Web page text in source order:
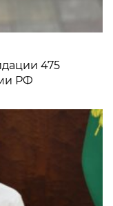
475
РФ